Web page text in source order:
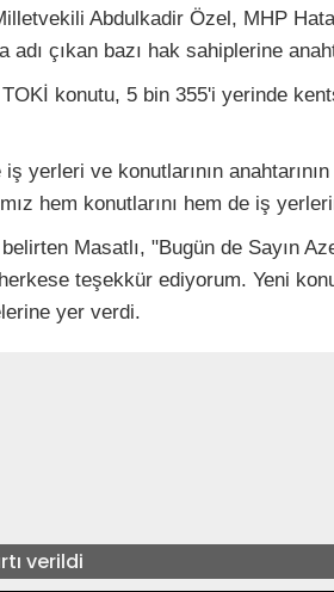
Abdulkadir Özel, MHP
çıkan bazı hak sahiplerine
konutu, 5 bin 355'i yerinde
yerleri ve konutlarının
hem konutlarını hem de iş
Masatlı, "Bugün de Sayın
teşekkür ediyorum. Yeni
yer verdi.
verildi